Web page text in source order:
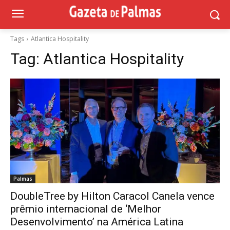
Tags Atlantica Hospitality
Tag: Atlantica Hospitality
Palmas
DoubleTree by Hilton Caracol Canela vence
prêmio internacional de ‘Melhor
Desenvolvimento’ na América Latina